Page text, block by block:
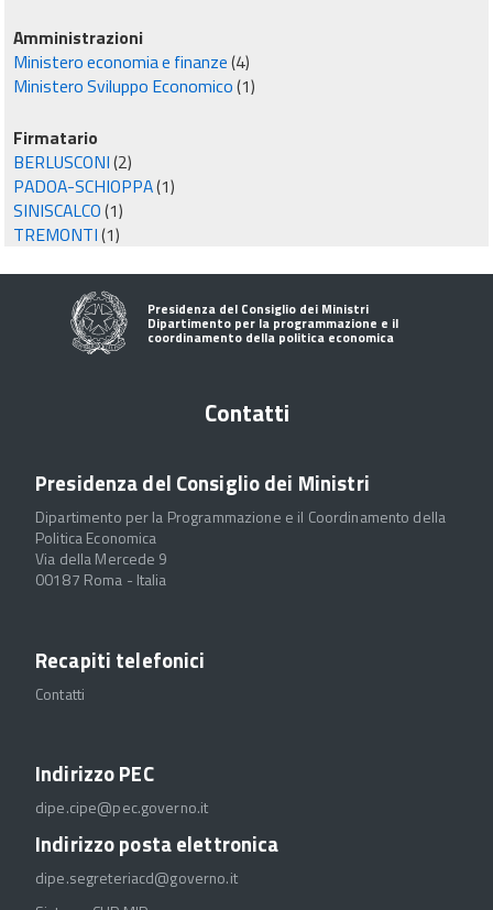
Amministrazioni
Ministero economia e finanze(4)
Ministero Sviluppo Economico(1)
Firmatario
BERLUSCONI(2)
PADOA-SCHIOPPA(1)
SINISCALCO(1)
TREMONTI(1)
Presidenza del Consiglio dei Ministri
Dipartimento per la programmazione e il
coordinamento della politica economica
Contatti
Presidenza del Consiglio dei Ministri
Dipartimento per la Programmazione e il Coordinamento della
Politica Economica
Via della Mercede 9
00187 Roma - Italia
Recapiti telefonici
Contatti
Indirizzo PEC
dipe.cipe@pec.governo.it
Indirizzo posta elettronica
dipe.segreteriacd@governo.it